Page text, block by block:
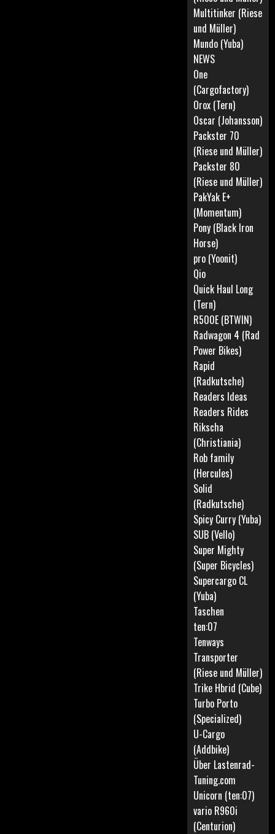
Multitinker (Riese
und Müller)
Mundo (Yuba)
NEWS
One
(Cargofactory)
Orox (Tern)
Oscar (Johansson)
Packster 70
(Riese und Müller)
Packster 80
(Riese und Müller)
PakYak E+
(Momentum)
Pony (Black Iron
Horse)
pro (Yoonit)
Qio
Quick Haul Long
(Tern)
R500E (BTWIN)
Radwagon 4 (Rad
Power Bikes)
Rapid
(Radkutsche)
Readers Ideas
Readers Rides
Rikscha
(Christiania)
Rob family
(Hercules)
Solid
(Radkutsche)
Spicy Curry (Yuba)
SUB (Vello)
Super Mighty
(Super Bicycles)
Supercargo CL
(Yuba)
Taschen
ten:07
Tenways
Transporter
(Riese und Müller)
Trike Hbrid (Cube)
Turbo Porto
(Specialized)
U-Cargo
(Addbike)
Über Lastenrad-
Tuning.com
Unicorn (ten:07)
vario R960i
(Centurion)